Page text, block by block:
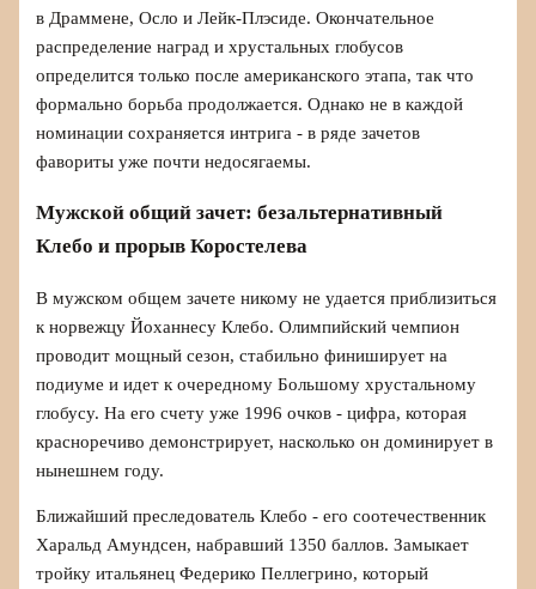
в Драммене, Осло и Лейк-Плэсиде. Окончательное
распределение наград и хрустальных глобусов
определится только после американского этапа, так что
формально борьба продолжается. Однако не в каждой
номинации сохраняется интрига - в ряде зачетов
фавориты уже почти недосягаемы.
Мужской общий зачет: безальтернативный
Клебо и прорыв Коростелева
В мужском общем зачете никому не удается приблизиться
к норвежцу Йоханнесу Клебо. Олимпийский чемпион
проводит мощный сезон, стабильно финиширует на
подиуме и идет к очередному Большому хрустальному
глобусу. На его счету уже 1996 очков - цифра, которая
красноречиво демонстрирует, насколько он доминирует в
нынешнем году.
Ближайший преследователь Клебо - его соотечественник
Харальд Амундсен, набравший 1350 баллов. Замыкает
тройку итальянец Федерико Пеллегрино, который